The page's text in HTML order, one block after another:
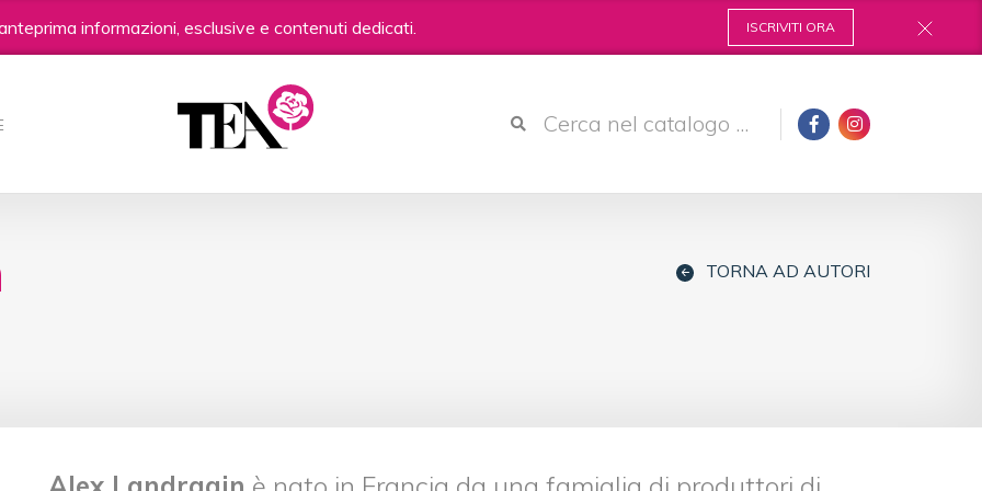
informazioni, esclusive e contenuti dedicati. ISCRIVITI ORA
TORNA AD AUTORI